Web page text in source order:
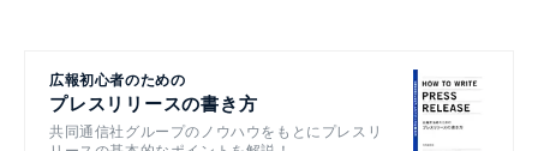
広報初心者のための
プレスリリースの書き方
共同通信社グループのノウハウをもとにプレスリ